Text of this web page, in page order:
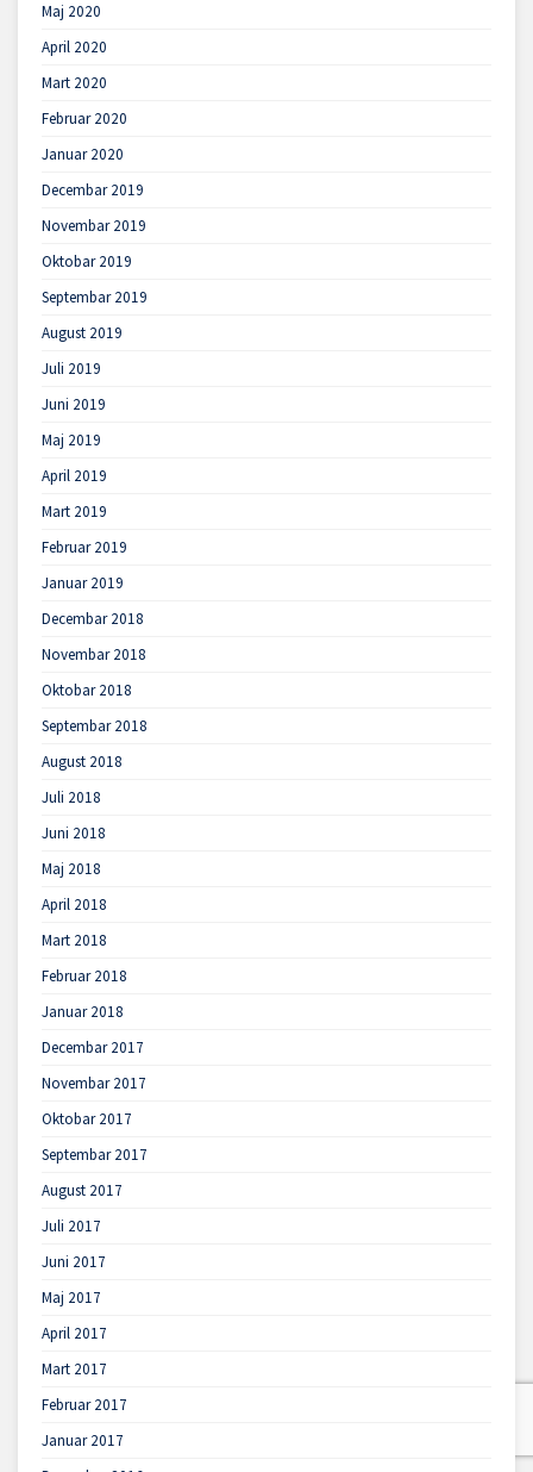
Maj 2020
April 2020
Mart 2020
Februar 2020
Januar 2020
Decembar 2019
Novembar 2019
Oktobar 2019
Septembar 2019
August 2019
Juli 2019
Juni 2019
Maj 2019
April 2019
Mart 2019
Februar 2019
Januar 2019
Decembar 2018
Novembar 2018
Oktobar 2018
Septembar 2018
August 2018
Juli 2018
Juni 2018
Maj 2018
April 2018
Mart 2018
Februar 2018
Januar 2018
Decembar 2017
Novembar 2017
Oktobar 2017
Septembar 2017
August 2017
Juli 2017
Juni 2017
Maj 2017
April 2017
Mart 2017
Februar 2017
Januar 2017